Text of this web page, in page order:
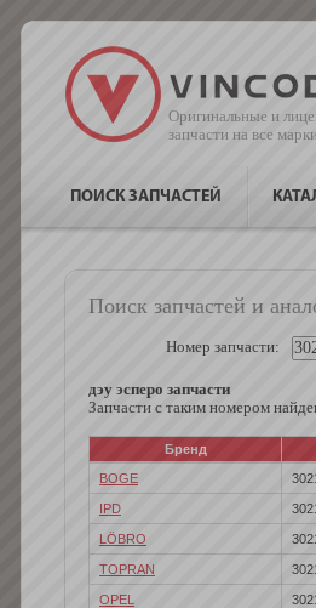
Оригинальные и
запчасти на все
ПОИСК ЗАПЧАСТЕЙ
Поиск запчастей и
Номер запчасти:
дэу эсперо запчасти
Запчасти с таким номером
Бренд
BOGE
IPD
LÖBRO
TOPRAN
OPEL